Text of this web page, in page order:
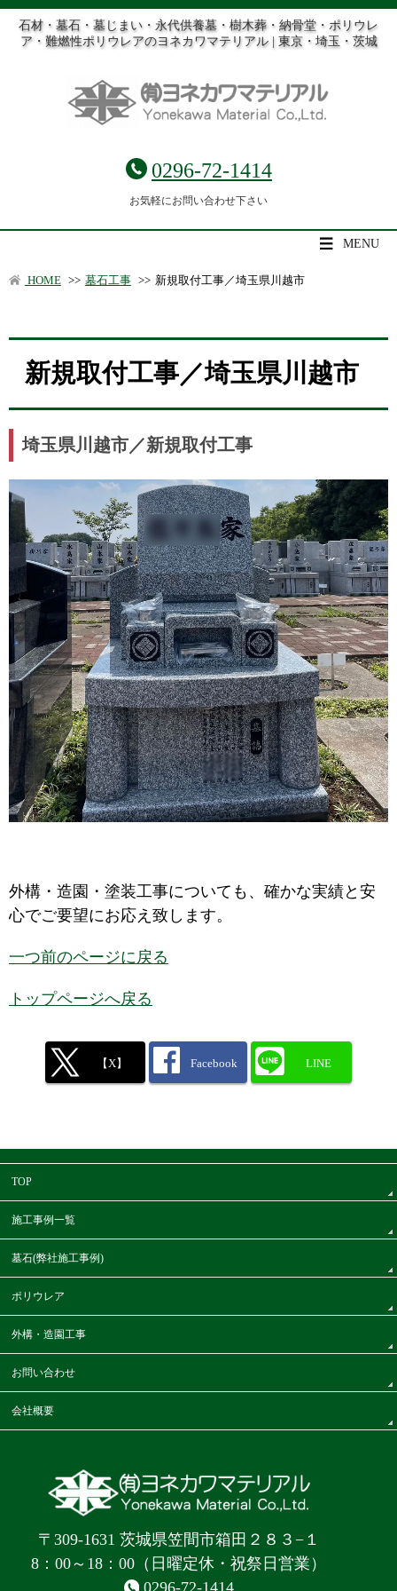
石材・墓石・墓じまい・永代供養墓・樹木葬・納骨堂・ポリウレ
ア・難燃性ポリウレアのヨネカワマテリアル | 東京・埼玉・茨城
0296-72-1414
お気軽にお問い合わせ下さい
MENU
HOME >> 墓石工事 >> 新規取付工事／埼玉県川越市
新規取付工事／埼玉県川越市
埼玉県川越市／新規取付工事
外構・造園・塗装工事についても、確かな実績と安
心でご要望にお応え致します。
一つ前のページに戻る
トップページへ戻る
【X】 Facebook LINE
TOP
施工事例一覧
墓石(弊社施工事例)
ポリウレア
外構・造園工事
お問い合わせ
会社概要
〒309-1631 茨城県笠間市箱田２８３−１
8：00～18：00（日曜定休・祝祭日営業）
0296-72-1414